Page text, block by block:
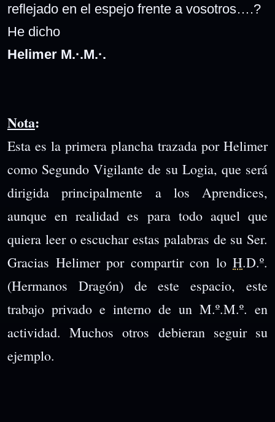
reflejado en el espejo frente a vosotros….?
He dicho
Helimer M.·.M.·.
Nota:
Esta es la primera plancha trazada por Helimer
como Segundo Vigilante de su Logia, que será
dirigida principalmente a los Aprendices,
aunque en realidad es para todo aquel que
quiera leer o escuchar estas palabras de su Ser.
Gracias Helimer por compartir con lo H.D.º.
(Hermanos Dragón) de este espacio, este
trabajo privado e interno de un M.º.M.º. en
actividad. Muchos otros debieran seguir su
ejemplo.